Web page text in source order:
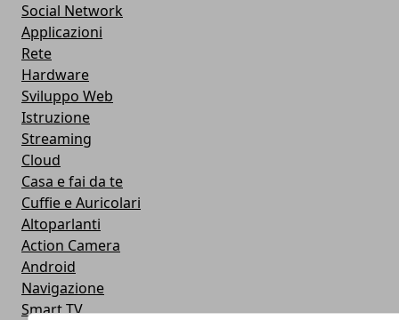
Social Network
Applicazioni
Rete
Hardware
Sviluppo Web
Istruzione
Streaming
Cloud
Casa e fai da te
Cuffie e Auricolari
Altoparlanti
Action Camera
Android
Navigazione
Smart TV